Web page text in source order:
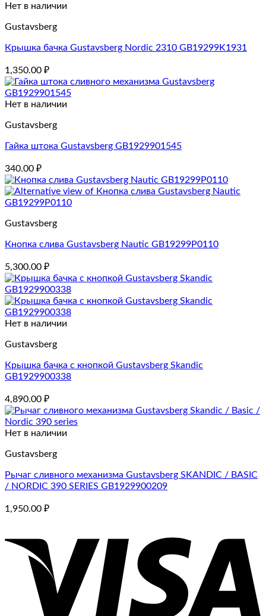
Нет в наличии
Gustavsberg
Крышка бачка Gustavsberg Nordic 2310 GB19299K1931
1,350.00 ₽
Нет в наличии
Gustavsberg
Гайка штока Gustavsberg GB1929901545
340.00 ₽
Gustavsberg
Кнопка слива Gustavsberg Nautic GB19299P0110
5,300.00 ₽
Нет в наличии
Gustavsberg
Крышка бачка с кнопкой Gustavsberg Skandic
GB1929900338
4,890.00 ₽
Нет в наличии
Gustavsberg
Рычаг сливного механизма Gustavsberg SKANDIC / BASIC
/ NORDIC 390 SERIES GB1929900209
1,950.00 ₽